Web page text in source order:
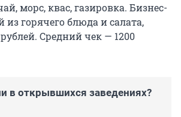
морс, квас, газировка. Бизнес-
из горячего блюда и салата,
Средний чек — 1200
в открывшихся заведениях?